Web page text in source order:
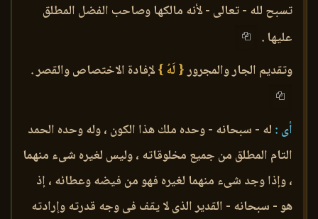
تسبح لله - تعالى - لأنه مالكها وصاحب الفضل المطلق
عليها .
وتقديم الجار والمجرور{ لَهُ }لإفادة الاختصاص والقصر .
أى : له - سبحانه - وحده ملك هذا الكون ، وله وحده الحمد
التام المطلق من جميع مخلوقاته ، وليس لغيره شىء منهما
، وإذا وجد شىء منهما لغيره فهو من فيضه وعطائه ، إذ
هو - سبحانه - القدير الذى لا يقف فى وجه قدرته وإرادته